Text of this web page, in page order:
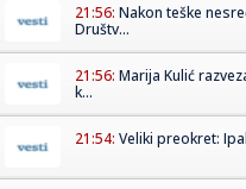
21:56: Nakon teške
Društv...
21:56: Marija Kulić
k...
21:54: Veliki preokret: